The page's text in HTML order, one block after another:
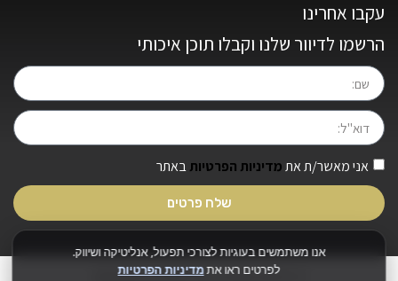
אנו משתמשים בעוגיות לצורכי תפעול, אנליטיקה ושיווק.
לפרטים ראו אתמדיניות הפרטיות
עקבו אחרינו
הרשמו לדיוור שלנו וקבלו תוכן איכותי
אני מאשר/ת אתמדיניות הפרטיותבאתר
שלח פרטים
כל הזכויות שמורות לעו״ד לואיזה עזייב© 2025